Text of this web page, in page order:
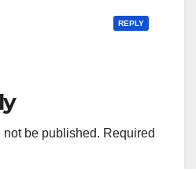
REPLY
be published. Required